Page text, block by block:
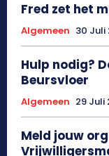
Fred zet het
Algemeen 30 Juli
Hulp nodig?
Beursvloer
Algemeen 29 Juli
Meld jouw